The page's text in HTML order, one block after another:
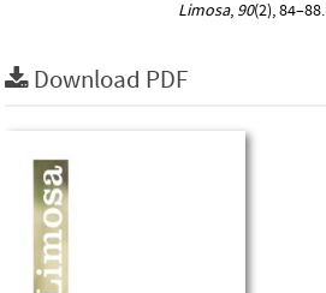
Limosa, 90(2), 84–88.
Download PDF